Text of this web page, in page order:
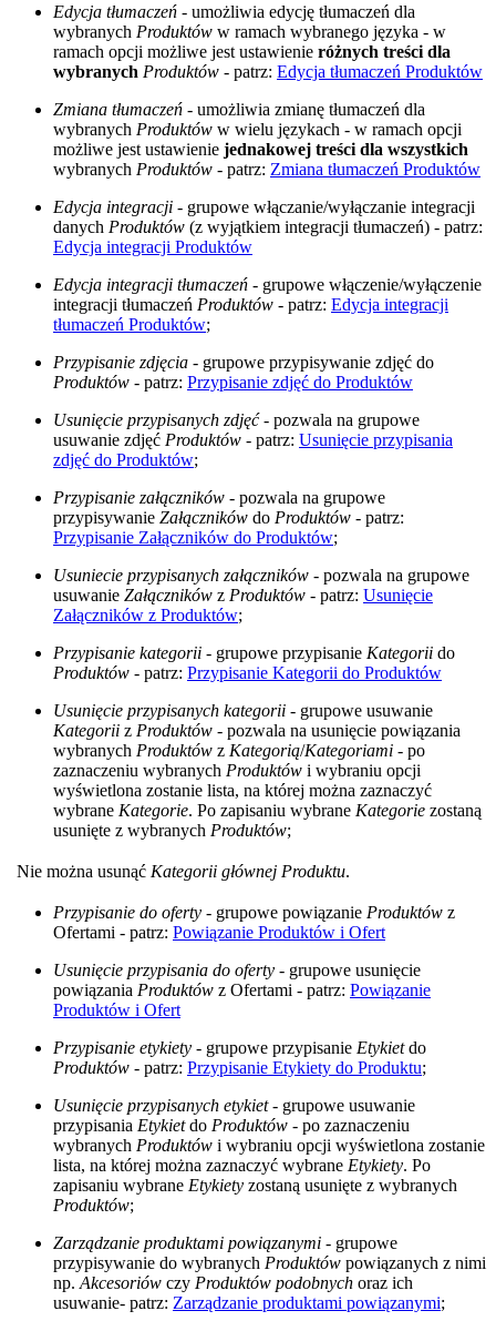
Edycja tłumaczeń - umożliwia edycję tłumaczeń dla
wybranych Produktów w ramach wybranego języka - w
ramach opcji możliwe jest ustawienie różnych treści dla
wybranych Produktów - patrz: Edycja tłumaczeń Produktów
Zmiana tłumaczeń - umożliwia zmianę tłumaczeń dla
wybranych Produktów w wielu językach - w ramach opcji
możliwe jest ustawienie jednakowej treści dla wszystkich
wybranych Produktów - patrz: Zmiana tłumaczeń Produktów
Edycja integracji - grupowe włączanie/wyłączanie integracji
danych Produktów (z wyjątkiem integracji tłumaczeń) - patrz:
Edycja integracji Produktów
Edycja integracji tłumaczeń - grupowe włączenie/wyłączenie
integracji tłumaczeń Produktów - patrz: Edycja integracji
tłumaczeń Produktów;
Przypisanie zdjęcia - grupowe przypisywanie zdjęć do
Produktów - patrz: Przypisanie zdjęć do Produktów
Usunięcie przypisanych zdjęć- pozwala na grupowe
usuwanie zdjęć Produktów - patrz: Usunięcie przypisania
zdjęć do Produktów;
Przypisanie załączników - pozwala na grupowe
przypisywanie Załączników do Produktów - patrz:
Przypisanie Załączników do Produktów;
Usuniecie przypisanych załączników - pozwala na grupowe
usuwanie Załączników z Produktów - patrz: Usunięcie
Załączników z Produktów;
Przypisanie kategorii - grupowe przypisanie Kategorii do
Produktów - patrz: Przypisanie Kategorii do Produktów
Usunięcie przypisanych kategorii - grupowe usuwanie
Kategorii z Produktów - pozwala na usunięcie powiązania
wybranych Produktów z Kategorią/Kategoriami - po
zaznaczeniu wybranych Produktów i wybraniu opcji
wyświetlona zostanie lista, na której można zaznaczyć
wybrane Kategorie. Po zapisaniu wybrane Kategorie zostaną
usunięte z wybranych Produktów;
Nie można usunąć Kategorii głównej Produktu.
Przypisanie do oferty - grupowe powiązanie Produktów z
Ofertami - patrz: Powiązanie Produktów i Ofert
Usunięcie przypisania do oferty - grupowe usunięcie
powiązania Produktów z Ofertami - patrz: Powiązanie
Produktów i Ofert
Przypisanie etykiety - grupowe przypisanie Etykietdo
Produktów - patrz: Przypisanie Etykiety do Produktu;
Usunięcie przypisanych etykiet- grupowe usuwanie
przypisania Etykietdo Produktów - po zaznaczeniu
wybranych Produktów i wybraniu opcji wyświetlona zostanie
lista, na której można zaznaczyć wybrane Etykiety. Po
zapisaniu wybrane Etykiety zostaną usunięte z wybranych
Produktów;
Zarządzanie produktami powiązanymi - grupowe
przypisywanie do wybranych Produktów powiązanych z nimi
np. Akcesoriów czy Produktów podobnych oraz ich
usuwanie- patrz: Zarządzanie produktami powiązanymi;